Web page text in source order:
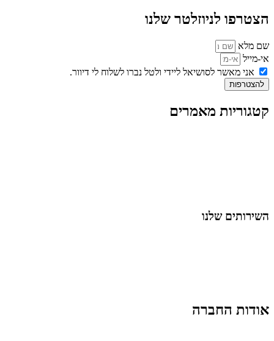
הצטרפו לניוזלטר שלנו
שם מלא
אי-מייל
אני מאשר לסושיאל ליידי ולטל נברו לשלוח לי דיוור.
להצטרפות
קטגוריות מאמרים
השירותים שלנו
אודות החברה